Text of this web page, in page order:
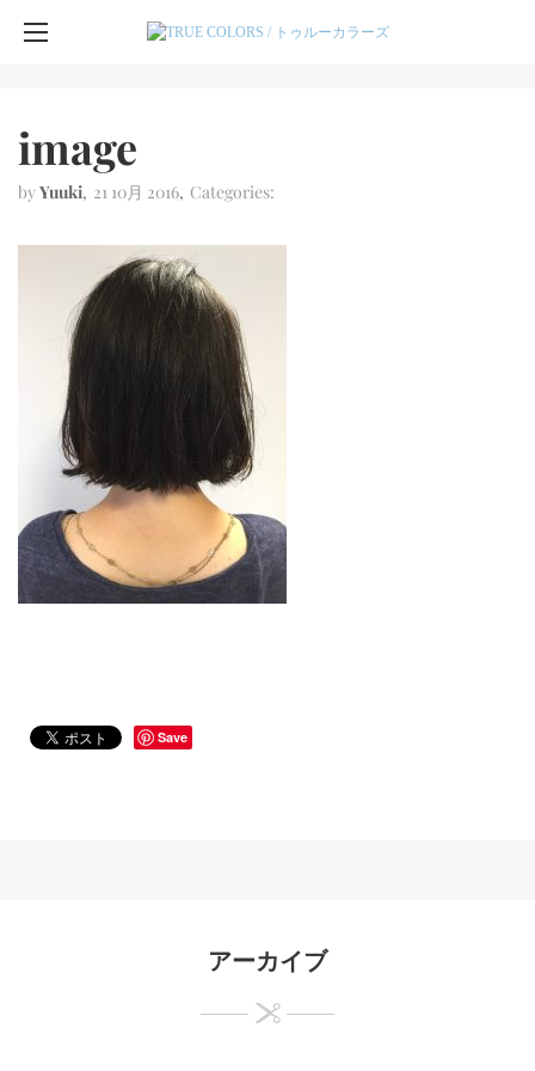
image
byYuuki 21 10月 2016 Categories:
Save
アーカイブ